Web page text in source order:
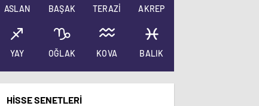
ASLAN BAŞAK TERAZİ AKREP
YAY OĞLAK KOVA BALIK
HİSSE SENETLERİ